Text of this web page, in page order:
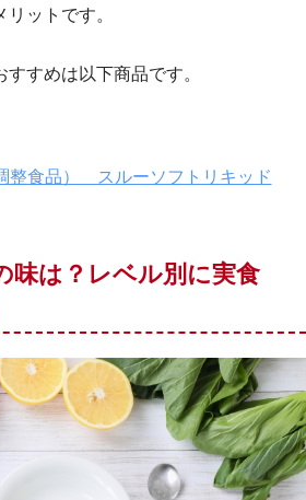
ットです。
すめは以下商品です。
整食品） スルーソフトリキッド
味は？レベル別に実食